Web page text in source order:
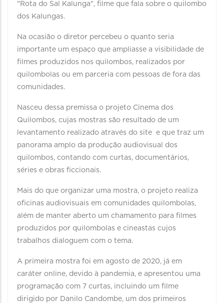
"Rota do Sal Kalunga", filme que fala sobre o quilombo
dos Kalungas.
Na ocasião o diretor percebeu o quanto seria
importante um espaço que ampliasse a visibilidade de
filmes produzidos nos quilombos, realizados por
quilombolas ou em parceria com pessoas de fora das
comunidades.
Nasceu dessa premissa o projeto Cinema dos
Quilombos, cujas mostras são resultado de um
levantamento realizado através do site e que traz um
panorama amplo da produção audiovisual dos
quilombos, contando com curtas, documentários,
séries e obras ficcionais.
Mais do que organizar uma mostra, o projeto realiza
oficinas audiovisuais em comunidades quilombolas,
além de manter aberto um chamamento para filmes
produzidos por quilombolas e cineastas cujos
trabalhos dialoguem com o tema.
A primeira mostra foi em agosto de 2020, já em
caráter online, devido à pandemia, e apresentou uma
programação com 7 curtas, incluindo um filme
dirigido por Danilo Candombe, um dos primeiros